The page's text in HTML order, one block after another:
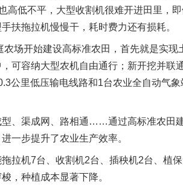
高低不平，大型收割机很难开进田里，
扶拖拉机慢慢干，耗时费力还有损耗。
开始建设高标准农田，首先就是实现
可容纳大型农机自由通行；新开挖并
公里低压输电线路和1台农业全自动气
渠成网、路相通……通过高标准农田建
一步提升了农业生产效率。
机7台、收割机2台、插秧机2台、植
，种植成本显著下降。